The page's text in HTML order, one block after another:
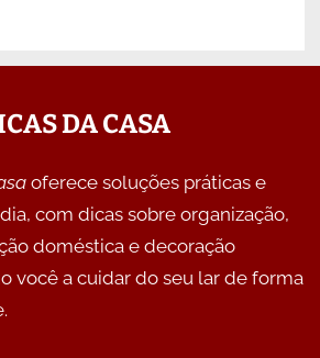
DA CASA
oferece soluções práticas e
com dicas sobre organização,
doméstica e decoração
você a cuidar do seu lar de forma